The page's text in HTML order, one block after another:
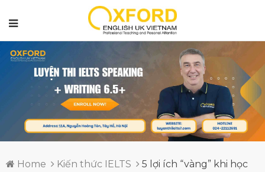
Home Kiến thức IELTS
5 lợi ích “vàng” khi học